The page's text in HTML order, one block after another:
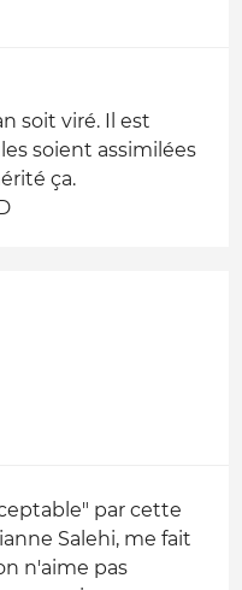
soit viré. Il est
soient assimilées
ça.
par cette
Salehi, me fait
n'aime pas